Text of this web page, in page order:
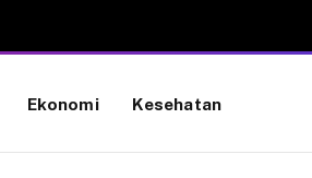
Ekonomi Kesehatan